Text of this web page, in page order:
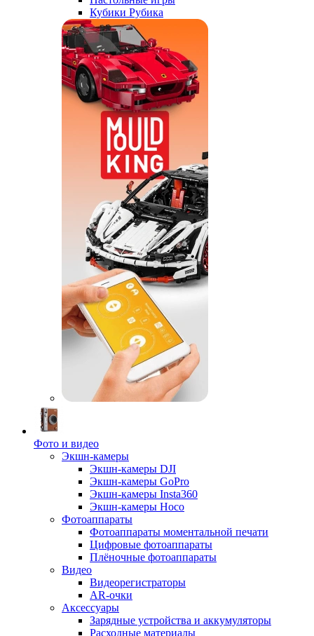
Кубики Рубика
Фото и видео
Экшн-камеры
Экшн-камеры DJI
Экшн-камеры GoPro
Экшн-камеры Insta360
Экшн-камеры Hoco
Фотоаппараты
Фотоаппараты моментальной печати
Цифровые фотоаппараты
Плёночные фотоаппараты
Видео
Видеорегистраторы
AR-очки
Аксессуары
Зарядные устройства и аккумуляторы
Расходные материалы